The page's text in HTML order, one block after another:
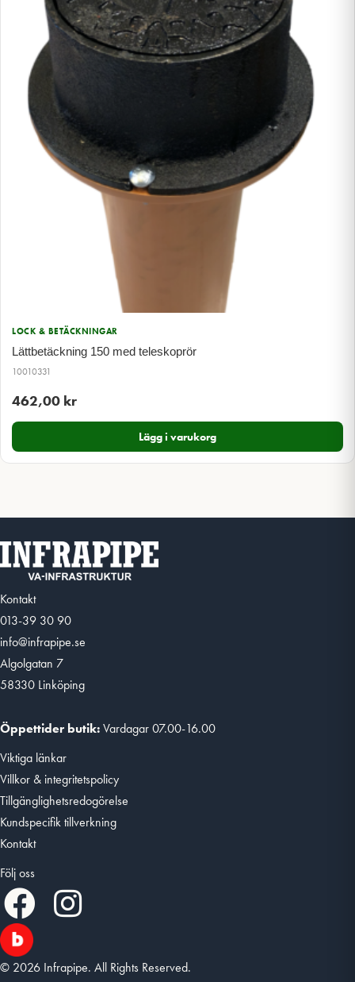
LOCK & BETÄCKNINGAR
Lättbetäckning 150 med teleskoprör
10010331
462,00 kr
Lägg i varukorg
Kontakt
013-39 30 90
info@infrapipe.se
Algolgatan 7
58330 Linköping
Öppettider butik:Vardagar 07.00-16.00
Viktiga länkar
Villkor & integritetspolicy
Tillgänglighetsredogörelse
Kundspecifik tillverkning
Kontakt
Följ oss
© 2026 Infrapipe. All Rights Reserved.